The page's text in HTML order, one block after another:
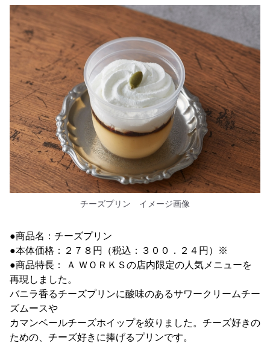
チーズプリン イメージ画像
●商品名：チーズプリン
●本体価格：２７８円（税込：３００．２４円）※
●商品特長： Ａ ＷＯＲＫＳの店内限定の人気メニューを
再現しました。
バニラ香るチーズプリンに酸味のあるサワークリームチー
ズムースや
カマンベールチーズホイップを絞りました。チーズ好きの
ための、チーズ好きに捧げるプリンです。